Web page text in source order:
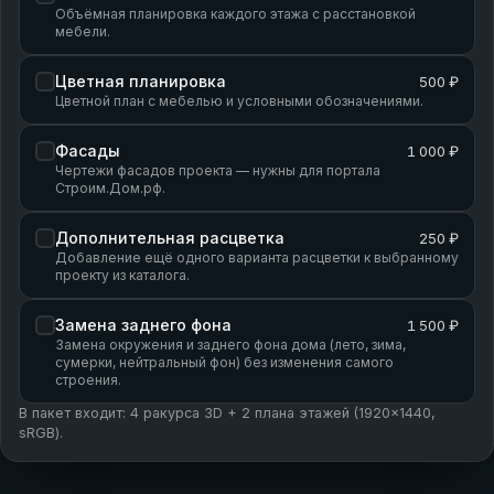
Объёмная планировка каждого этажа с расстановкой
мебели.
Цветная планировка 500 ₽
Цветной план с мебелью и условными обозначениями.
Фасады 1 000 ₽
Чертежи фасадов проекта — нужны для портала
Строим.Дом.рф.
Дополнительная расцветка 250 ₽
Добавление ещё одного варианта расцветки к выбранному
проекту из каталога.
Замена заднего фона 1 500 ₽
Замена окружения и заднего фона дома (лето, зима,
сумерки, нейтральный фон) без изменения самого
строения.
В пакет входит: 4 ракурса 3D + 2 плана этажей (1920×1440,
sRGB).